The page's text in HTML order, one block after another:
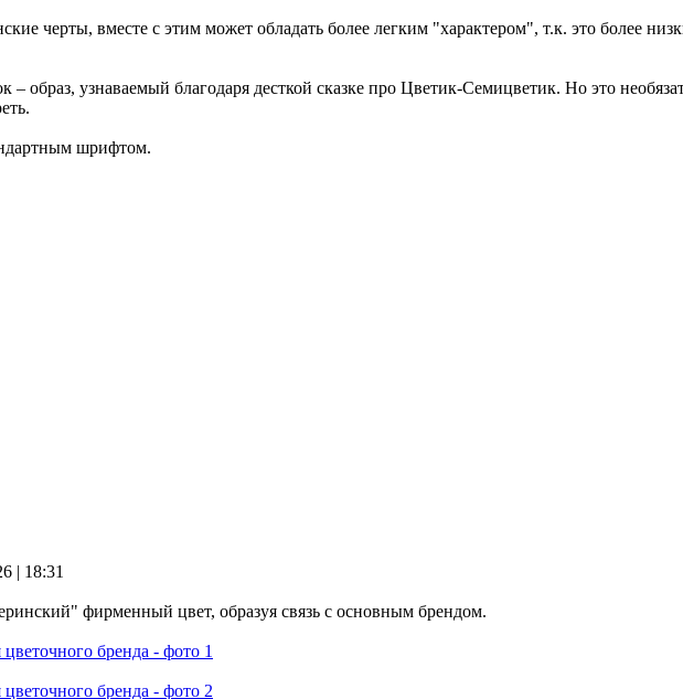
черты, вместе с этим может обладать более легким "характером", т.к. это более
– образ, узнаваемый благодаря десткой сказке про Цветик-Семицветик. Но это
шрифтом.
| 18:31
фирменный цвет, образуя связь с основным брендом.